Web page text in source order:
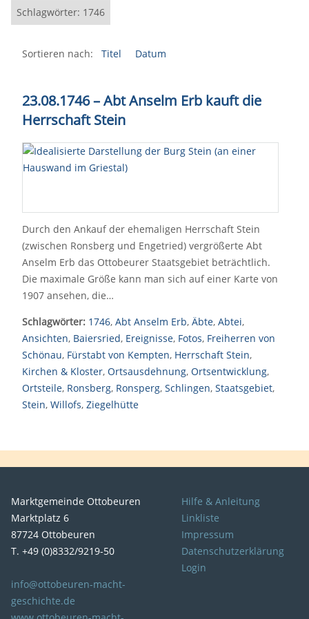
Schlagwörter: 1746
Sortieren nach: Titel Datum
23.08.1746 – Abt Anselm Erb kauft die
Herrschaft Stein
Durch den Ankauf der ehemaligen Herrschaft Stein
(zwischen Ronsberg und Engetried) vergrößerte Abt
Anselm Erb das Ottobeurer Staatsgebiet beträchtlich.
Die maximale Größe kann man sich auf einer Karte von
1907 ansehen, die…
Schlagwörter: 1746, Abt Anselm Erb, Äbte, Abtei,
Ansichten, Baiersried, Ereignisse, Fotos, Freiherren von
Schönau, Fürstabt von Kempten, Herrschaft Stein,
Kirchen & Kloster, Ortsausdehnung, Ortsentwicklung,
Ortsteile, Ronsberg, Ronsperg, Schlingen, Staatsgebiet,
Stein, Willofs, Ziegelhütte
Marktgemeinde Ottobeuren
Marktplatz 6
87724 Ottobeuren
T. +49 (0)8332/9219-50
info@ottobeuren-macht-
geschichte.de
Hilfe & Anleitung
Linkliste
Impressum
Datenschutzerklärung
Login